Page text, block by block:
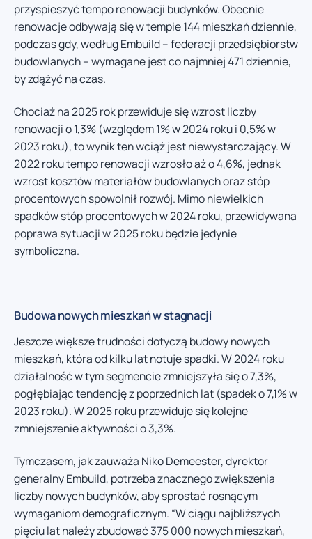
przyspieszyć tempo renowacji budynków. Obecnie
renowacje odbywają się w tempie 144 mieszkań dziennie,
podczas gdy, według Embuild – federacji przedsiębiorstw
budowlanych – wymagane jest co najmniej 471 dziennie,
by zdążyć na czas.
Chociaż na 2025 rok przewiduje się wzrost liczby
renowacji o 1,3% (względem 1% w 2024 roku i 0,5% w
2023 roku), to wynik ten wciąż jest niewystarczający. W
2022 roku tempo renowacji wzrosło aż o 4,6%, jednak
wzrost kosztów materiałów budowlanych oraz stóp
procentowych spowolnił rozwój. Mimo niewielkich
spadków stóp procentowych w 2024 roku, przewidywana
poprawa sytuacji w 2025 roku będzie jedynie
symboliczna.
Budowa nowych mieszkań w stagnacji
Jeszcze większe trudności dotyczą budowy nowych
mieszkań, która od kilku lat notuje spadki. W 2024 roku
działalność w tym segmencie zmniejszyła się o 7,3%,
pogłębiając tendencję z poprzednich lat (spadek o 7,1% w
2023 roku). W 2025 roku przewiduje się kolejne
zmniejszenie aktywności o 3,3%.
Tymczasem, jak zauważa Niko Demeester, dyrektor
generalny Embuild, potrzeba znacznego zwiększenia
liczby nowych budynków, aby sprostać rosnącym
wymaganiom demograficznym. “W ciągu najbliższych
pięciu lat należy zbudować 375 000 nowych mieszkań,